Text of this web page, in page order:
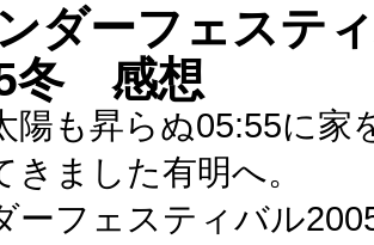
ダーフェステ
冬 感想
陽も昇らぬ05:55に家
きました有明へ。
ーフェスティバル